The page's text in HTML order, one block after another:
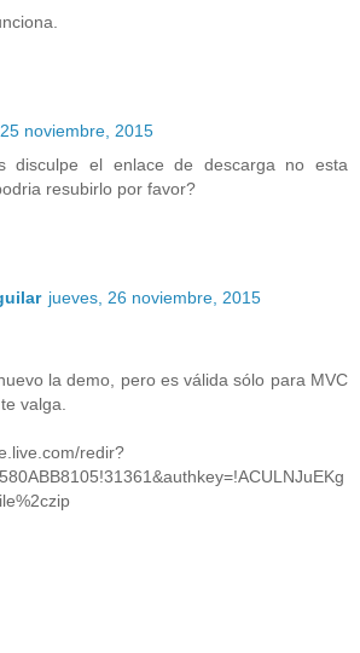
noviembre, 2015
disculpe el enlace de descarga no esta
resubirlo por favor?
jueves, 26 noviembre, 2015
la demo, pero es válida sólo para MVC
valga.
redir?